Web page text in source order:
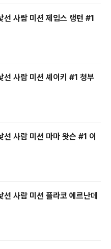
사람 미션 제임스 랭턴 #1
사람 미션 셰이키 #1 청부
사람 미션 마마 왓슨 #1 이
사람 미션 플라코 에르난데